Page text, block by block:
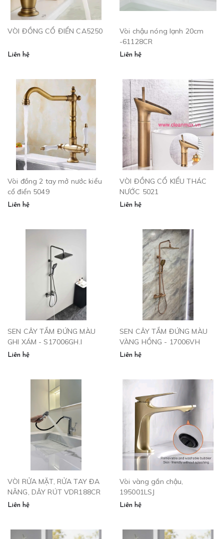
VÒI ĐỒNG CỔ ĐIỂN CA5250
Liên hệ
Vòi chậu nóng lạnh 20cm
-61128CR
Liên hệ
Vòi đồng 2 tay mở nước kiểu
cổ điển 5049
Liên hệ
VÒI ĐỒNG CỔ KIỂU THÁC
NƯỚC 5021
Liên hệ
SEN CÂY TẮM ĐỨNG MÀU
GHI XÁM - S17006GH.I
Liên hệ
SEN CÂY TẮM ĐỨNG MÀU
VÀNG HỒNG - 17006VH
Liên hệ
VÒI RỬA MẶT, RỬA TAY ĐA
NĂNG, DÂY RÚT VDR188CR
Liên hệ
Vòi vàng gắn chậu,
195001LSJ
Liên hệ